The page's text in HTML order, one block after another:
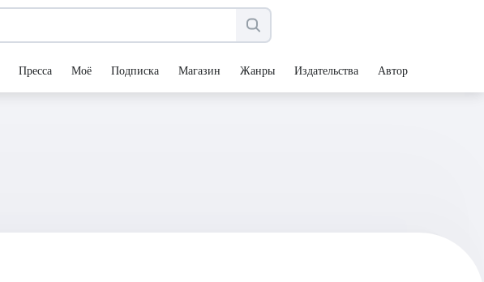
Пресса Моё Подписка Магазин Жанры Издательства Авторы